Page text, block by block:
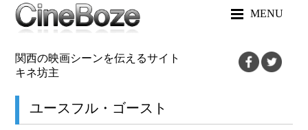
MENU
関西の映画シーンを伝えるサイト
キネ坊主
ユースフル・ゴースト